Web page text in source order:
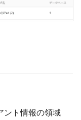
ント情報の領域